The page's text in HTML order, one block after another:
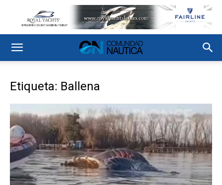
Etiqueta: Ballena